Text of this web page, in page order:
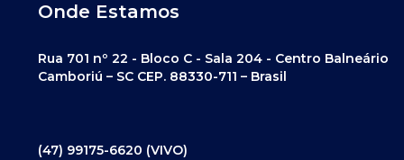
Onde Estamos
Rua 701 nº 22 - Bloco C - Sala 204 - Centro Balneário
Camboriú – SC CEP. 88330-711 – Brasil
(47) 99175-6620 (VIVO)